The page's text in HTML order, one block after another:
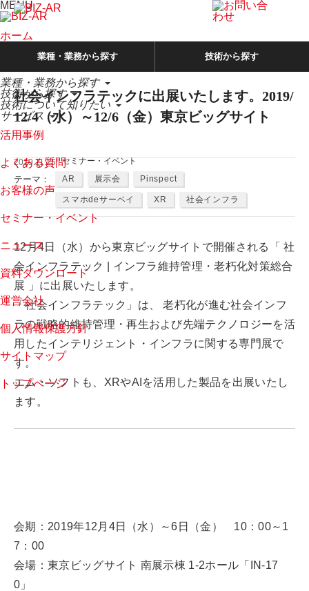
MENU
ホーム
当社が選ばれる理由
業種・業務から探す
技術から探す
技術について知りたい
サービス
活用事例
よくある質問
お客様の声
セミナー・イベント
ニュース
資料ダウンロード
運営会社
個人情報保護方針
サイトマップ
トップページ
業種・業務から探す 技術から探す
社会インフラテックに出展いたします。2019/
12/4（水）～12/6（金）東京ビッグサイト
2019.11.25 セミナー・イベント
テーマ： AR 展示会 Pinspect
スマホdeサーベイ XR 社会インフラ
12月4日（水）から東京ビッグサイトで開催される「 社
会インフラテック | インフラ維持管理・老朽化対策総合
展 」に出展いたします。
「社会インフラテック」は、 老朽化が進む社会インフ
ラの戦略的維持管理・再生および先端テクノロジーを活
用したインテリジェント・インフラに関する専門展で
す。
エム・ソフトも、XRやAIを活用した製品を出展いたし
ます。
会期：2019年12月4日（水）～6日（金） 10：00～1
7：00
会場：東京ビッグサイト 南展示棟 1-2ホール「IN-17
0」